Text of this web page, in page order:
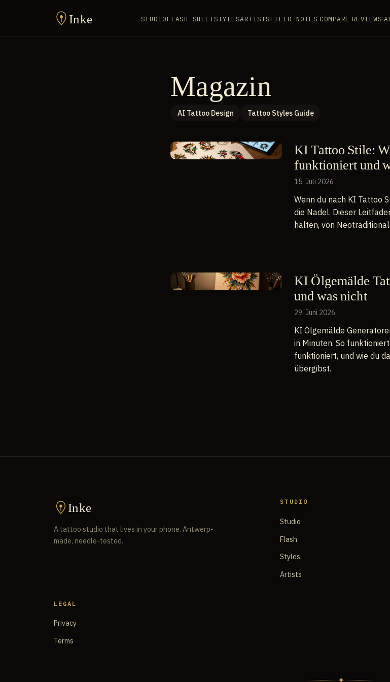
Magazin
AI Tattoo Design Tattoo Styles Guide
KI Tattoo Stile:
funktioniert und
15. Juli 2026
Wenn du nach KI Tattoo
die Nadel. Dieser
halten, von
KI Ölgemälde
und was nicht
29. Juni 2026
KI Ölgemälde
in Minuten. So
funktioniert, und wie du
übergibst.
Inke STUDIOFLASH SHEETSTYLESARTISTSFIELD NOTES COMPARE REVIEWS
Inke
A tattoo studio that lives in your phone. Antwerp-
made, needle-tested.
STUDIO
Studio
Flash
Styles
Artists
LEGAL
Privacy
Terms
✦